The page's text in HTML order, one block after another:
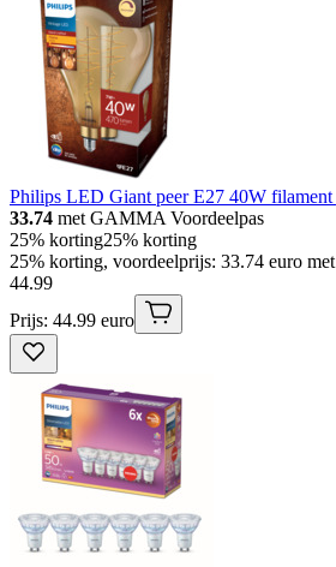
Philips LED Giant peer E27 40W filament
33.74 met GAMMA Voordeelpas
25% korting25% korting
25% korting, voordeelprijs: 33.74 euro
44.99
Prijs: 44.99 euro